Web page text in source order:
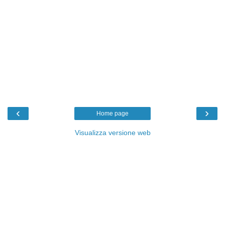
‹ ›
Home page
Visualizza versione web